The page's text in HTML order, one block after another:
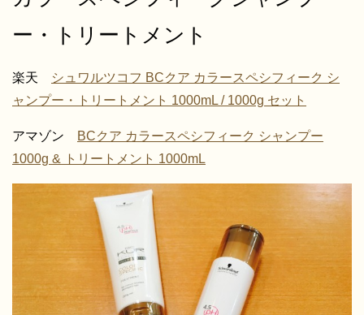
ー・トリートメント
楽天
シュワルツコフ BCクア カラースペシフィーク シ
ャンプー・トリートメント 1000mL / 1000g セット
アマゾン
BCクア カラースペシフィーク シャンプー
1000g & トリートメント 1000mL